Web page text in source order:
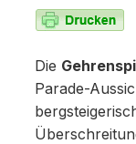
Die
Parade-